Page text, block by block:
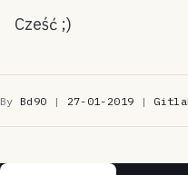
Cześć ;)
By Bd90 | 27-01-2019 |